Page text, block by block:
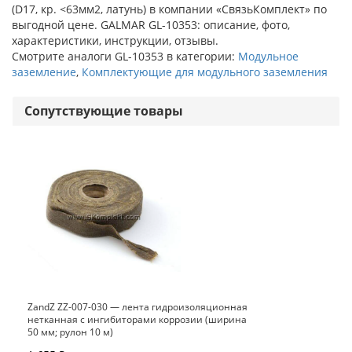
(D17, кр. <63мм2, латунь) в компании «СвязьКомплект» по
выгодной цене. GALMAR GL-10353: описание, фото,
характеристики, инструкции, отзывы.
Смотрите аналоги GL-10353 в категории: Модульное
заземление, Комплектующие для модульного заземления
Сопутствующие товары
ZandZ ZZ-007-030 — лента гидроизоляционная
нетканная с ингибиторами коррозии (ширина
50 мм; рулон 10 м)